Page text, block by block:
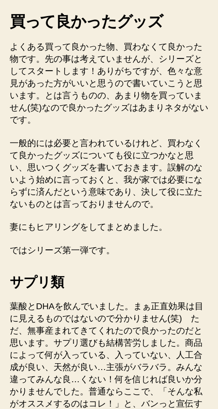
へ
買って良かったグッズ
よくある買って良かった物、買わなくて良かった
物です。先の事は考えていませんが、シリーズと
してスタートします！ありがちですが、色々な意
見があった方がいいと思うので書いていこうと思
います。とは言うものの、あまり物を買っていま
せん(笑)なので良かったグッズはあまりネタがない
です。
一般的には必要と言われているけれど、買わなく
て良かったグッズについても役に立つかなと思
い、思いつくグッズを書いておきます。誤解のな
いよう始めに言っておくと、我が家では必要にな
らずに済んだという意味であり、決して役に立た
ないものとは言っておりませんので。
妻にもヒアリングをしてまとめました。
ではシリーズ第一弾です。
サプリ類
葉酸とDHAを飲んでいました。まぁ正直効果は目
に見えるものではないので分かりません(笑) た
だ、無事産まれてきてくれたので良かったのだと
思います。サプリ選びも結構苦労しました。商品
によって何が入っている、入っていない、人工合
成が良い、天然が良い…主張がバラバラ。みんな
違ってみんな良…くない！何を信じれば良いか分
かりませんでした。普通ならここで、「そんな私
がオススメするのはコレ！」と、バンっと宣伝す